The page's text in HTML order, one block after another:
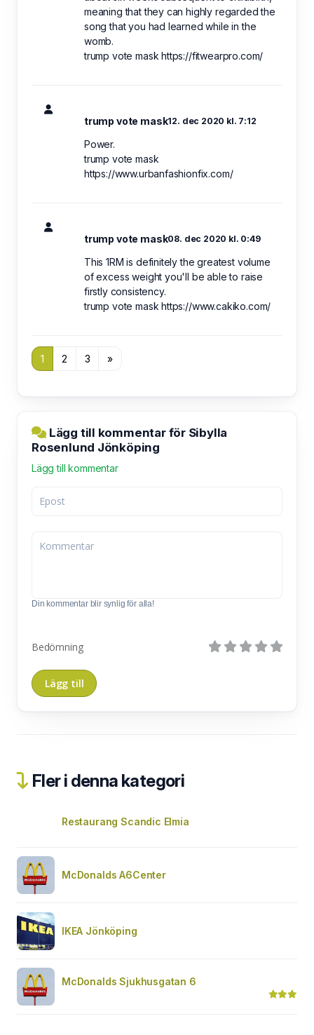
meaning that they can highly regarded the
song that you had learned while in the
womb.
trump vote mask https://fitwearpro.com/
trump vote mask12. dec 2020 kl. 7:12
Power.
trump vote mask
https://www.urbanfashionfix.com/
trump vote mask08. dec 2020 kl. 0:49
This 1RM is definitely the greatest volume
of excess weight you'll be able to raise
firstly consistency.
trump vote mask https://www.cakiko.com/
1 2 3 »
Lägg till kommentar för Sibylla
Rosenlund Jönköping
Lägg till kommentar
Din kommentar blir synlig för alla!
Bedömning
Fler i denna kategori
Restaurang Scandic Elmia
McDonalds A6Center
IKEA Jönköping
McDonalds Sjukhusgatan 6